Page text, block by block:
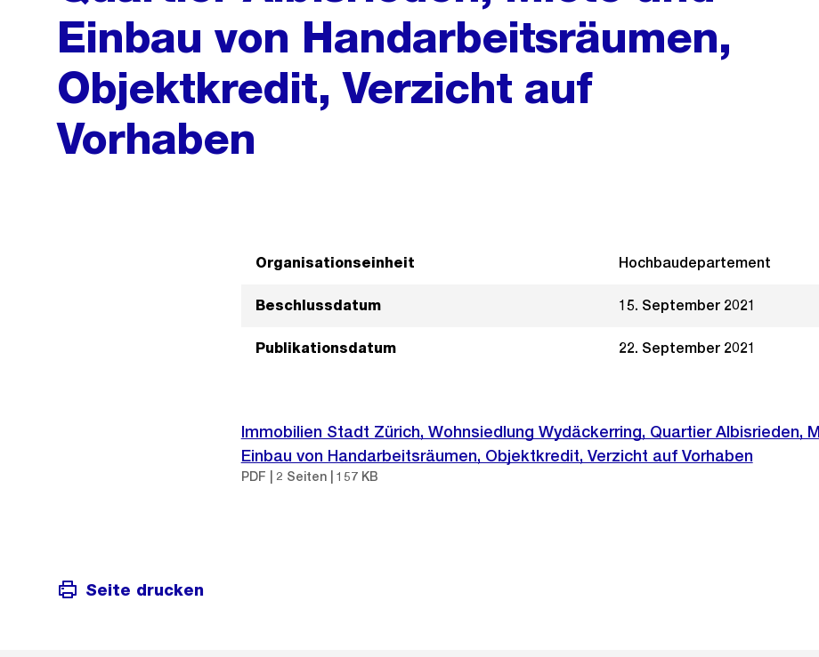
Einbau von Handarbeitsräumen,
Objektkredit, Verzicht auf
Vorhaben
Organisationseinheit Hochbaudepartement
Beschlussdatum 15. September 2021
Publikationsdatum 22. September 2021
Immobilien Stadt Zürich, Wohnsiedlung Wydäckerring, Quartier Albisrieden,
Einbau von Handarbeitsräumen, Objektkredit, Verzicht auf Vorhaben
PDF | 2 Seiten | 157 KB
Seite drucken